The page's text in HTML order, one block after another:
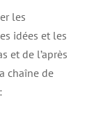
les
idées et les
et de l’après
chaîne de